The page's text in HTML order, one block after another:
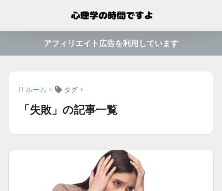
アフィリエイト広告を利用しています
ホーム タグ
「失敗」の記事一覧